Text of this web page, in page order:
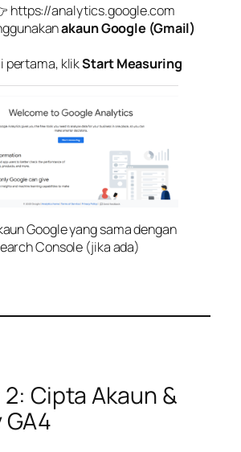
https://analytics.google.com
akaun Google (Gmail)
pertama, klikStart Measuring
Google yang sama dengan
Console (jika ada)
Cipta Akaun &